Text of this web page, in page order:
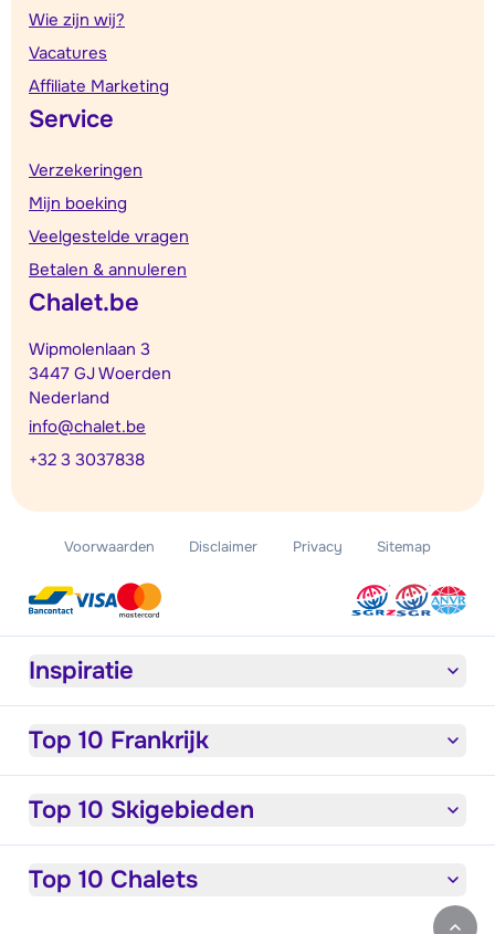
Wie zijn wij?
Vacatures
Affiliate Marketing
Service
Verzekeringen
Mijn boeking
Veelgestelde vragen
Betalen & annuleren
Chalet.be
Wipmolenlaan 3
3447 GJ Woerden
Nederland
info@chalet.be
+32 3 3037838
Voorwaarden Disclaimer Privacy Sitemap
Inspiratie
Top 10 Frankrijk
Top 10 Skigebieden
Top 10 Chalets